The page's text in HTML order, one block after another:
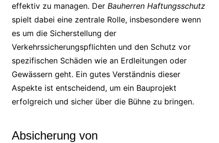
effektiv zu managen. Der Bauherren Haftungsschutz
spielt dabei eine zentrale Rolle, insbesondere wenn
es um die Sicherstellung der
Verkehrssicherungspflichten und den Schutz vor
spezifischen Schäden wie an Erdleitungen oder
Gewässern geht. Ein gutes Verständnis dieser
Aspekte ist entscheidend, um ein Bauprojekt
erfolgreich und sicher über die Bühne zu bringen.
Absicherung von